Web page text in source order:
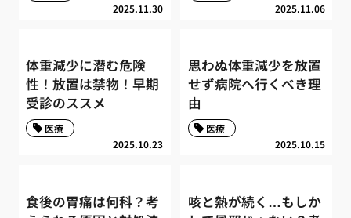
2025.11.30 2025.11.06
体重減少に潜む危険
性！放置は禁物！早期
受診のススメ
2025.10.23
医療
思わぬ体重減少を放置
せず病院へ行くべき理
由
2025.10.15
医療
食後の胃痛は何科？考
咳と熱が続く…もしか